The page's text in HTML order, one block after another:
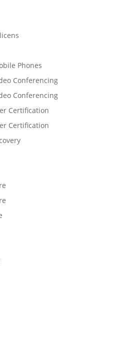
Phones
Conferencing
Conferencing
Certification
Certification